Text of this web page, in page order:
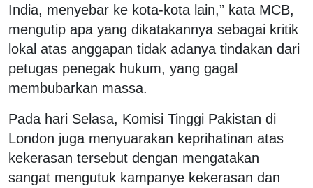
India, menyebar ke kota-kota lain,” kata MCB,
mengutip apa yang dikatakannya sebagai kritik
lokal atas anggapan tidak adanya tindakan dari
petugas penegak hukum, yang gagal
membubarkan massa.
Pada hari Selasa, Komisi Tinggi Pakistan di
London juga menyuarakan keprihatinan atas
kekerasan tersebut dengan mengatakan
sangat mengutuk kampanye kekerasan dan